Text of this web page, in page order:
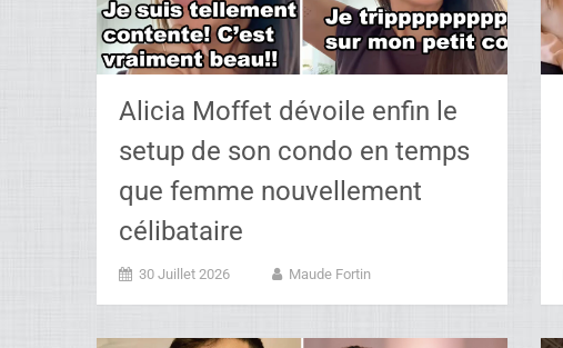
Alicia Moffet dévoile enfin le
setup de son condo en temps
que femme nouvellement
célibataire
30 Juillet 2026 Maude Fortin